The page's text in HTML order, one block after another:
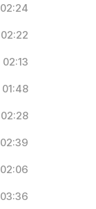
02:24
02:22
02:13
01:48
02:28
02:39
02:06
03:36